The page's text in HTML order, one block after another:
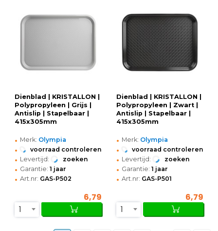
Dienblad | KRISTALLON |
Polypropyleen | Grijs |
Antislip | Stapelbaar |
415x305mm
• Merk: Olympia
• voorraad controleren
• Levertijd: zoeken
• Garantie: 1 jaar
• Art.nr: GAS-P502
6,79
1
Dienblad | KRISTALLON |
Polypropyleen | Zwart |
Antislip | Stapelbaar |
415x305mm
• Merk: Olympia
• voorraad controleren
• Levertijd: zoeken
• Garantie: 1 jaar
• Art.nr: GAS-P501
6,79
1